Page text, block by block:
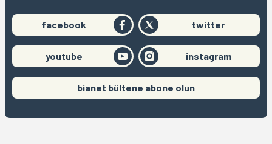
facebook twitter
youtube instagram
bianet bültene abone olun